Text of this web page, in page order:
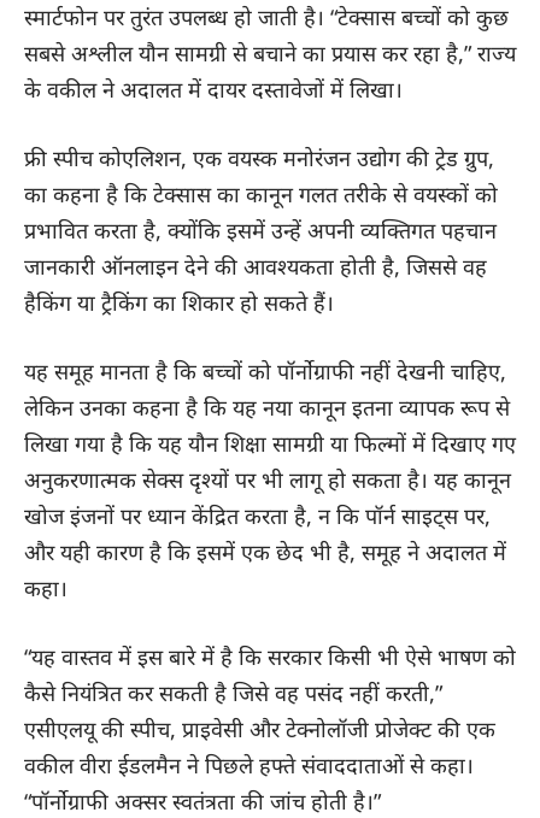
स्मार्टफोन पर तुरंत उपलब्ध हो जाती है। “टेक्सास बच्चों को कुछ
सबसे अश्लील यौन सामग्री से बचाने का प्रयास कर रहा है,” राज्य
के वकील ने अदालत में दायर दस्तावेजों में लिखा।
फ्री स्पीच कोएलिशन, एक वयस्क मनोरंजन उद्योग की ट्रेड ग्रुप,
का कहना है कि टेक्सास का कानून गलत तरीके से वयस्कों को
प्रभावित करता है, क्योंकि इसमें उन्हें अपनी व्यक्तिगत पहचान
जानकारी ऑनलाइन देने की आवश्यकता होती है, जिससे वह
हैकिंग या ट्रैकिंग का शिकार हो सकते हैं।
यह समूह मानता है कि बच्चों को पॉर्नोग्राफी नहीं देखनी चाहिए,
लेकिन उनका कहना है कि यह नया कानून इतना व्यापक रूप से
लिखा गया है कि यह यौन शिक्षा सामग्री या फिल्मों में दिखाए गए
अनुकरणात्मक सेक्स दृश्यों पर भी लागू हो सकता है। यह कानून
खोज इंजनों पर ध्यान केंद्रित करता है, न कि पॉर्न साइट्स पर,
और यही कारण है कि इसमें एक छेद भी है, समूह ने अदालत में
कहा।
“यह वास्तव में इस बारे में है कि सरकार किसी भी ऐसे भाषण को
कैसे नियंत्रित कर सकती है जिसे वह पसंद नहीं करती,”
एसीएलयू की स्पीच, प्राइवेसी और टेक्नोलॉजी प्रोजेक्ट की एक
वकील वीरा ईडलमैन ने पिछले हफ्ते संवाददाताओं से कहा।
“पॉर्नोग्राफी अक्सर स्वतंत्रता की जांच होती है।”